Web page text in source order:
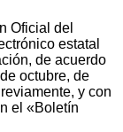
Oficial del
estatal
de acuerdo
octubre, de
y con
el «Boletín